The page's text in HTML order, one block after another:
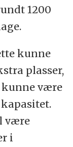
1200
kunne
plasser,
kunne være
være
i